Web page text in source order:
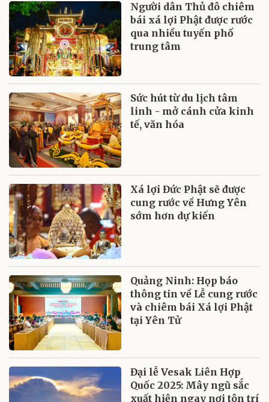
Người dân Thủ đô chiêm
bái xá lợi Phật được rước
qua nhiều tuyến phố
trung tâm
Sức hút từ du lịch tâm
linh - mở cánh cửa kinh
tế, văn hóa
Xá lợi Đức Phật sẽ được
cung rước về Hưng Yên
sớm hơn dự kiến
Quảng Ninh: Họp báo
thông tin về Lễ cung rước
và chiêm bái Xá lợi Phật
tại Yên Tử
Đại lễ Vesak Liên Hợp
Quốc 2025: Mây ngũ sắc
xuất hiện ngay nơi tôn trí